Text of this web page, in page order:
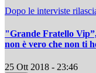
Dopo le interviste
"Grande Fratello
non è vero che non ti
25 Ott 2018 - 23:46